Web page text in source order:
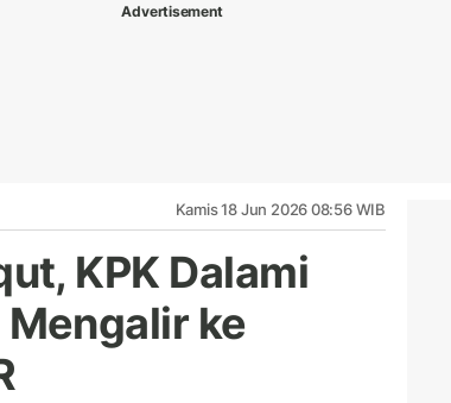
Advertisement
Kamis 18 Jun 2026 08:56 WIB
KPK Dalami
Mengalir ke